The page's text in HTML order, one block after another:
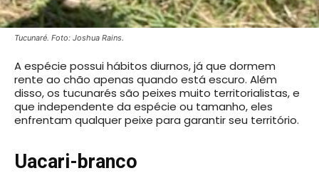
Tucunaré. Foto: Joshua Rains.
A espécie possui hábitos diurnos, já que dormem
rente ao chão apenas quando está escuro. Além
disso, os tucunarés são peixes muito territorialistas, e
que independente da espécie ou tamanho, eles
enfrentam qualquer peixe para garantir seu território.
Uacari-branco